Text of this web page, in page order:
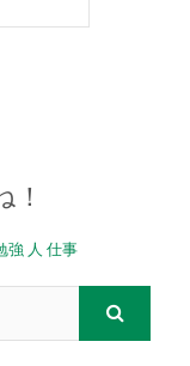
強 人 仕事